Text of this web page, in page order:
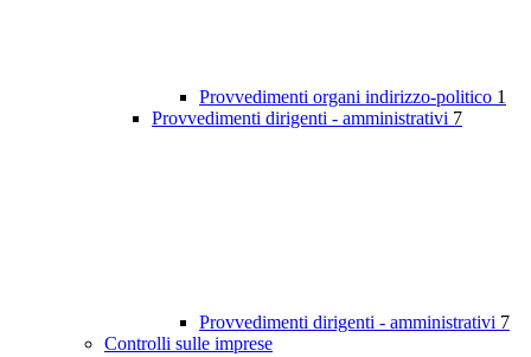
Provvedimenti organi indirizzo-politico 1
Provvedimenti dirigenti - amministrativi 7
Provvedimenti dirigenti - amministrativi 7
Controlli sulle imprese